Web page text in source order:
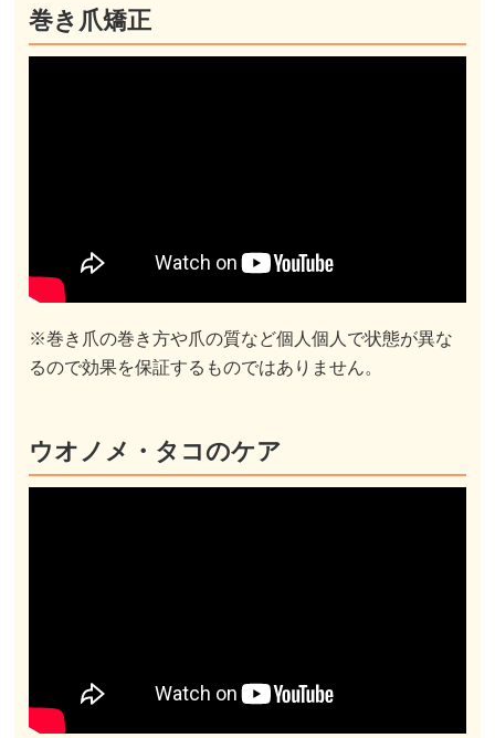
巻き爪矯正
※巻き爪の巻き方や爪の質など個人個人で状態が異な
るので効果を保証するものではありません。
ウオノメ・タコのケア